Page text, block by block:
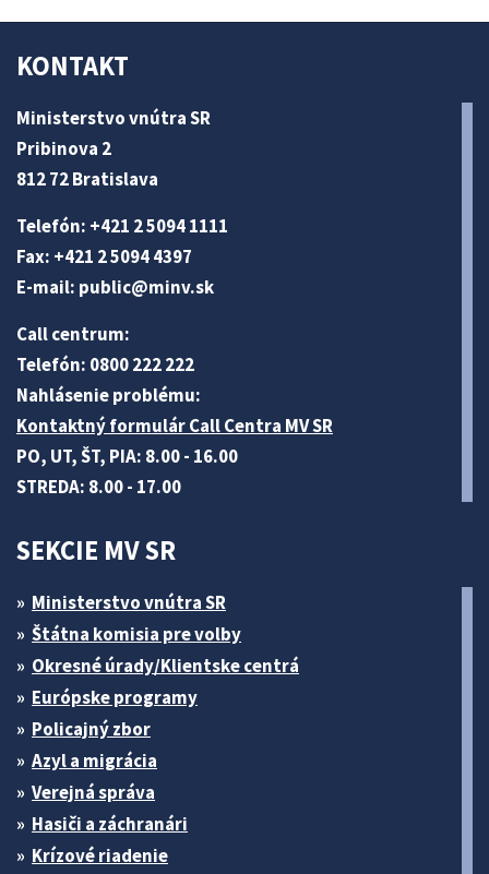
KONTAKT
Ministerstvo vnútra SR
Pribinova 2
812 72 Bratislava
Telefón: +421 2 5094 1111
Fax: +421 2 5094 4397
E-mail: public@minv.sk
Call centrum:
Telefón: 0800 222 222
Nahlásenie problému:
Kontaktný formulár Call Centra MV SR
PO, UT, ŠT, PIA: 8.00 - 16.00
STREDA: 8.00 - 17.00
SEKCIE MV SR
Ministerstvo vnútra SR
Štátna komisia pre volby
Okresné úrady/Klientske centrá
Európske programy
Policajný zbor
Azyl a migrácia
Verejná správa
Hasiči a záchranári
Krízové riadenie